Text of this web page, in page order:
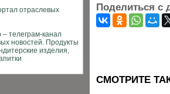
Поделиться с
CМОТРИТЕ